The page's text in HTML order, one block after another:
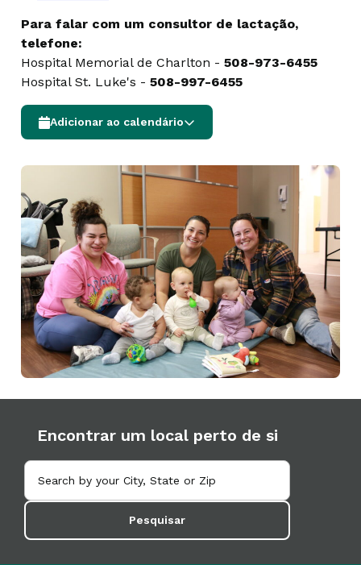
Para falar com um consultor de lactação,
telefone:
Hospital Memorial de Charlton - 508-973-6455
Hospital St. Luke's - 508-997-6455
Adicionar ao calendário
Encontrar um local perto de si
Pesquisar